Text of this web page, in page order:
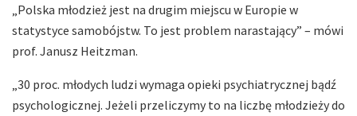
„Polska młodzież jest na drugim miejscu w Europie w
statystyce samobójstw. To jest problem narastający” – mówi
prof. Janusz Heitzman.
„30 proc. młodych ludzi wymaga opieki psychiatrycznej bądź
psychologicznej. Jeżeli przeliczymy to na liczbę młodzieży do